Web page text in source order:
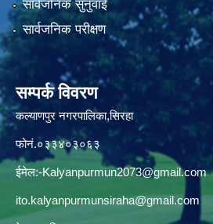
सार्वजनिक सुनुवाई
सार्वजनिक परीक्षण
सम्पर्क विवरण
कल्याणपुर नगरपालिका,सिरहा
फोनं.०३३४०३०६३
ईमेल:-Kalyanpurmun2073@gmail.com
ito.kalyanpurmunsiraha@gmail.com